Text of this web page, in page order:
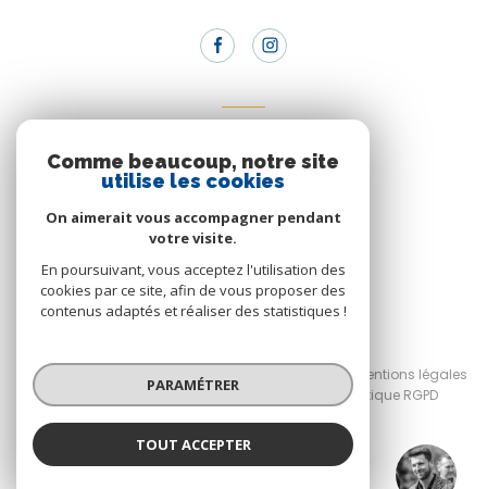
Benjamin Jallabert
Nous adhérons
Mentions légales
RGPD Planet'Immo
Politique RGPD
Comme beaucoup, notre site
utilise les cookies
On aimerait vous accompagner pendant
votre visite.
En poursuivant, vous acceptez l'utilisation des
cookies par ce site, afin de vous proposer des
contenus adaptés et réaliser des statistiques !
PARAMÉTRER
TOUT ACCEPTER